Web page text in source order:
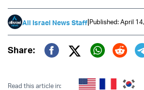
All Israel News Staff|Published: April
Share:
Twitter (X)
Read this article in: